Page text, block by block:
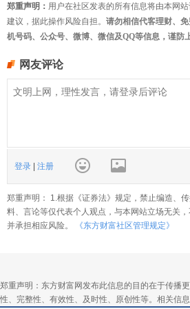
郑重声明： 用户在社区发表的所有信息将由本网
建议，据此操作风险自担。 请勿相信代客理财、
机号码、公众号、微博、微信及QQ等信息，谨防
网友评论
登录 注册
郑重声明： 1.根据《证券法》规定，禁止编造、
料、言论等仅代表个人观点，与本网站立场无关
并承担相应风险。
《东方财富社区管理规定》
郑重声明：东方财富网发布此信息的目的在于传播
性、完整性、有效性、及时性、原创性等。相关信